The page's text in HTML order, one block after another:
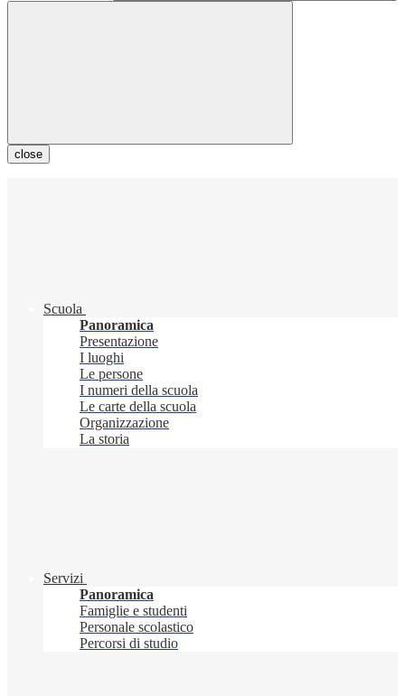
close
Scuola
Panoramica
Presentazione
I luoghi
Le persone
I numeri della scuola
Le carte della scuola
Organizzazione
La storia
Servizi
Panoramica
Famiglie e studenti
Personale scolastico
Percorsi di studio